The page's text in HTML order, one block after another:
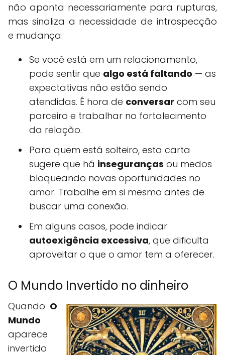
não aponta necessariamente para rupturas,
mas sinaliza a necessidade de introspecção
e mudança.
Se você está em um relacionamento,
pode sentir que algo está faltando — as
expectativas não estão sendo
atendidas. É hora de conversar com seu
parceiro e trabalhar no fortalecimento
da relação.
Para quem está solteiro, esta carta
sugere que há inseguranças ou medos
bloqueando novas oportunidades no
amor. Trabalhe em si mesmo antes de
buscar uma conexão.
Em alguns casos, pode indicar
autoexigência excessiva, que dificulta
aproveitar o que o amor tem a oferecer.
O Mundo Invertido no dinheiro
Quando O
Mundo
aparece
invertido